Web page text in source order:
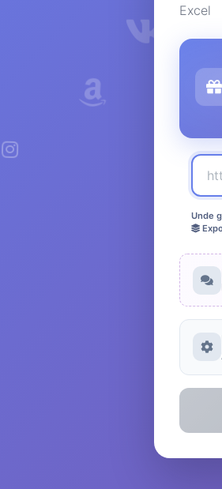
Excel
Unde